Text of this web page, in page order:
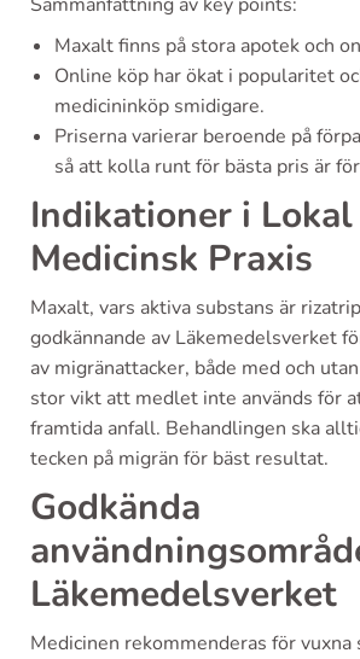
Maxalt finns på stora apotek och
Online köp har ökat i popularitet
medicininköp smidigare.
Priserna varierar beroende på
så att kolla runt för bästa pris är
Indikationer i Lokal
Medicinsk Praxis
Maxalt, vars aktiva substans är
godkännande av Läkemedelsverket
av migränattacker, både med och
stor vikt att medlet inte används för
framtida anfall. Behandlingen ska
tecken på migrän för bäst resultat.
Godkända
Läkemedelsverket
Medicinen rekommenderas för vuxna